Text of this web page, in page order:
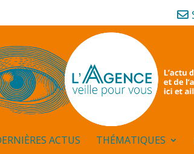
ACTUS THÉMATIQUES